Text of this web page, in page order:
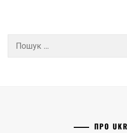
ПРО